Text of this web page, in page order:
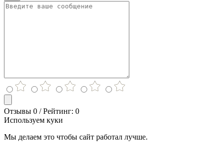
Отзывы 0 / Рейтинг: 0
Используем куки
Мы делаем это чтобы сайт работал лучше.